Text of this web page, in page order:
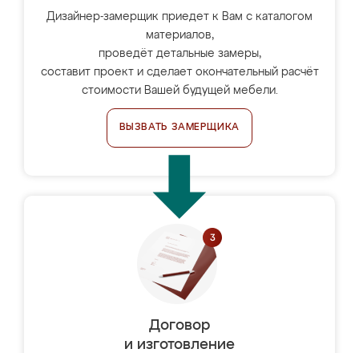
Дизайнер-замерщик приедет к Вам с каталогом
материалов,
проведёт детальные замеры,
составит проект и сделает окончательный расчёт
стоимости Вашей будущей мебели.
ВЫЗВАТЬ ЗАМЕРЩИКА
Договор
и изготовление